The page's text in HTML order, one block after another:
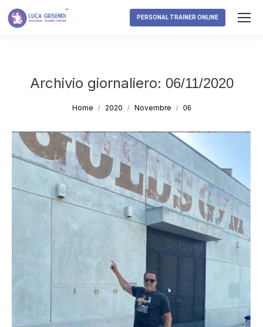
PERSONAL TRAINER ONLINE
Archivio giornaliero: 06/11/2020
Tu sei qui:
Home 2020 Novembre 06